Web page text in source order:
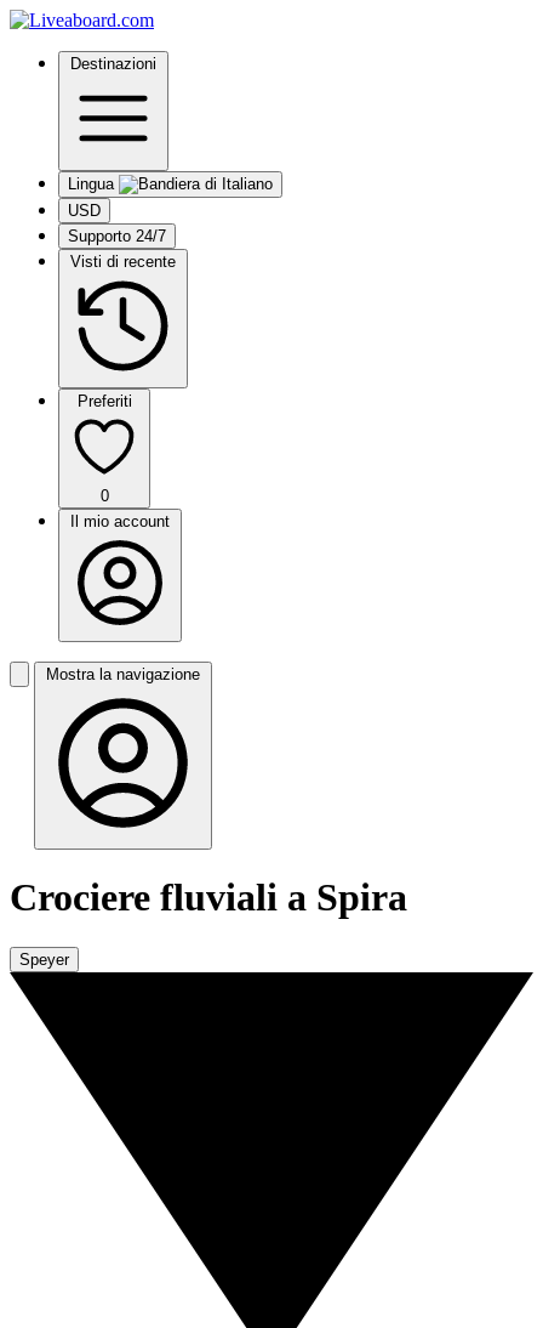
Destinazioni
Lingua
USD
Supporto 24/7
Visti di recente
Preferiti
0
Il mio account
Mostra la navigazione
Crociere fluviali a Spira
Speyer